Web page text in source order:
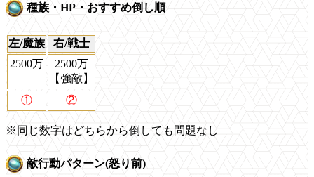
種族・HP・おすすめ倒し順
左/魔族
右/戦士
2500万
2500万
【強敵】
①
②
※同じ数字はどちらから倒しても問題なし
敵行動パターン(怒り前)